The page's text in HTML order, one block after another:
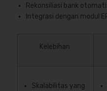
Rekonsiliasi bank
Integrasi dengan modul
Kelebihan
Skalabilitas yang